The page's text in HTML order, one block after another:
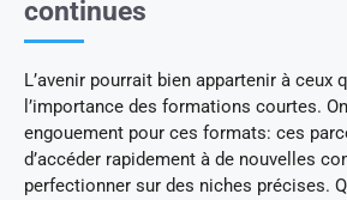
continues
L’avenir pourrait bien appartenir à ceux
l’importance des formations courtes.
engouement pour ces formats: ces
d’accéder rapidement à de nouvelles
perfectionner sur des niches précises.